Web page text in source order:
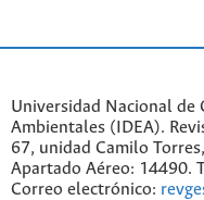
Universidad Nacional de
Ambientales (IDEA).
67, unidad Camilo
Apartado Aéreo: 14490.
Correo electrónico: